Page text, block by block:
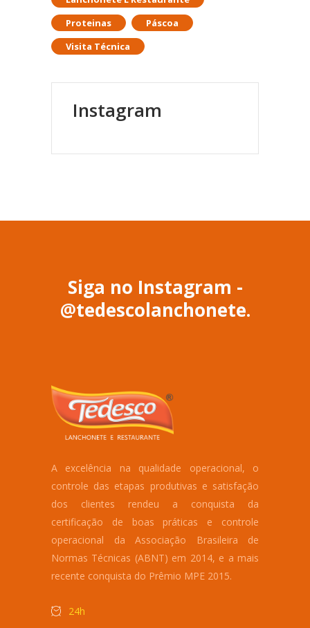
Proteinas
Páscoa
Visita Técnica
Instagram
Siga no Instagram -
@tedescolanchonete.
A excelência na qualidade operacional, o
controle das etapas produtivas e satisfação
dos clientes rendeu a conquista da
certificação de boas práticas e controle
operacional da Associação Brasileira de
Normas Técnicas (ABNT) em 2014, e a mais
recente conquista do Prêmio MPE 2015.
24h